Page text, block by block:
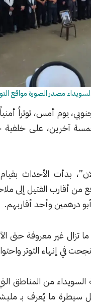
الصورة مواقع التواصل
توتراً أمنياً حاداً أسفر
على خلفية جريمة قتل
بقيام “بشار أبو
إلى ملاحقة المتهم،
أقاربهم.
معروفة حتى الآن، في وقت
واحتواء التصعيد.
المناطق التي تشهد بين
يُعرف بـ مليشيا “الحرس